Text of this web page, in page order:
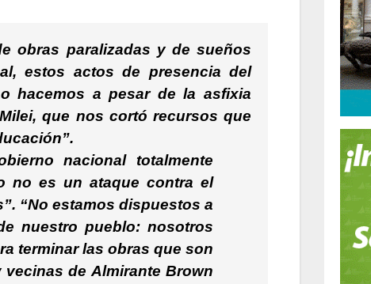
obras paralizadas y de sueños
estos actos de presencia del
hacemos a pesar de la asfixia
que nos cortó recursos que
nacional totalmente
no es un ataque contra el
“No estamos dispuestos a
nuestro pueblo: nosotros
terminar las obras que son
de Almirante Brown